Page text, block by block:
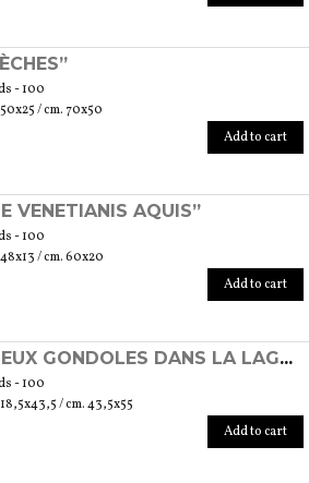
- 100
/ cm. 70x50
Add to cart
VENETIANIS AQUIS”
- 100
/ cm. 60x20
Add to cart
“DEUX GONDOLES DANS LA LAGUNE”
- 100
/ cm. 43,5x55
Add to cart